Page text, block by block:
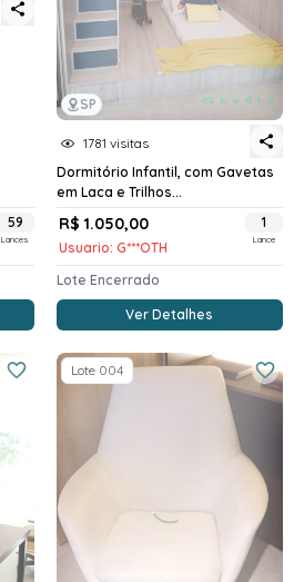
59
Lances
SP
1781 visitas
Dormitório Infantil, com Gavetas
em Laca e Trilhos...
R$ 1.050,00
Usuario: G***OTH
1
Lance
Lote Encerrado
Ver Detalhes
Lote 004